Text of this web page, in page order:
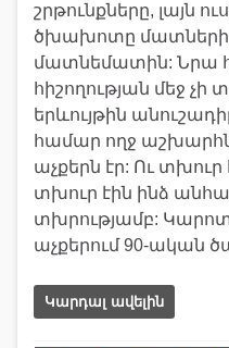
շրթունքները, լայն
ծխախոտը մատների
մատնեմատին: Նրա
հիշողության մեջ չի
երևույթին
համար ողջ
աչքերն էր: Ու տխուր
տխուր էին ինձ
տխրությամբ: Կարոտ
աչքերում 90-ական
Կարդալ ավելին